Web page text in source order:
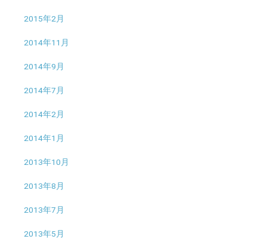
2015年2月
2014年11月
2014年9月
2014年7月
2014年2月
2014年1月
2013年10月
2013年8月
2013年7月
2013年5月